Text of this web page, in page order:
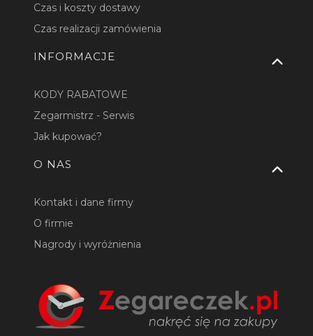
Czas i koszty dostawy
Czas realizacji zamówienia
INFORMACJE
KODY RABATOWE
Zegarmistrz - Serwis
Jak kupować?
O NAS
Kontakt i dane firmy
O firmie
Nagrody i wyróżnienia